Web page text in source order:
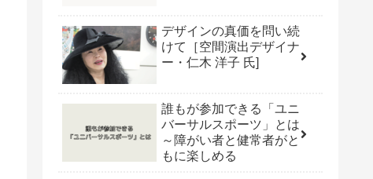
デザインの真価を問い続
けて［空間演出デザイナ
ー・仁木 洋子 氏]
誰もが参加できる「ユニ
バーサルスポーツ」とは
～障がい者と健常者がと
もに楽しめる